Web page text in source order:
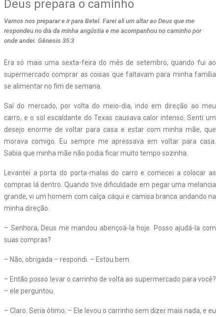
Deus prepara o caminho
Vamos nos preparar e ir para Betel. Farei ali um altar ao Deus que me
respondeu no dia da minha angústia e me acompanhou no caminho por
onde andei. Gênesis 35:3
Era só mais uma sexta-feira do mês de setembro, quando fui ao
supermercado comprar as coisas que faltavam para minha família
se alimentar no fim de semana.
Saí do mercado, por volta do meio-dia, indo em direção ao meu
carro, e o sol escaldante do Texas causava calor intenso. Senti um
desejo enorme de voltar para casa e estar com minha mãe, que
morava comigo. Eu sempre me apressava em voltar para casa.
Sabia que minha mãe não podia ficar muito tempo sozinha.
Levantei a porta do porta-malas do carro e comecei a colocar as
compras lá dentro. Quando tive dificuldade em pegar uma melancia
grande, vi um homem com calça cáqui e camisa branca andando na
minha direção.
– Senhora, Deus me mandou abençoá-la hoje. Posso ajudá-la com
suas compras?
– Não, obrigada – respondi. – Estou bem.
– Então posso levar o carrinho de volta ao supermercado para você?
– ele perguntou.
– Claro. Seria ótimo. – Ele levou o carrinho sem dizer mais nada, e eu